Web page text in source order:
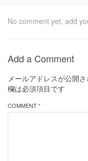
No comment yet, add
Add a Comment
メールアドレスが公開
欄は必須項目です
COMMENT *